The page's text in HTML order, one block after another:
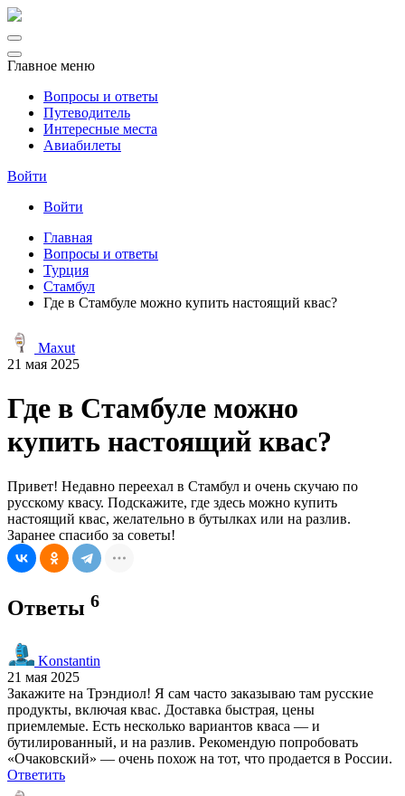
Главное меню
Вопросы и ответы
Путеводитель
Интересные места
Авиабилеты
Войти
Войти
Главная
Вопросы и ответы
Турция
Стамбул
Где в Стамбуле можно купить настоящий квас?
Maxut
21 мая 2025
Где в Стамбуле можно
купить настоящий квас?
Привет! Недавно переехал в Стамбул и очень скучаю по
русскому квасу. Подскажите, где здесь можно купить
настоящий квас, желательно в бутылках или на разлив.
Заранее спасибо за советы!
Ответы 6
Konstantin
21 мая 2025
Закажите на Трэндиол! Я сам часто заказываю там русские
продукты, включая квас. Доставка быстрая, цены
приемлемые. Есть несколько вариантов кваса — и
бутилированный, и на разлив. Рекомендую попробовать
«Очаковский» — очень похож на тот, что продается в России.
Ответить